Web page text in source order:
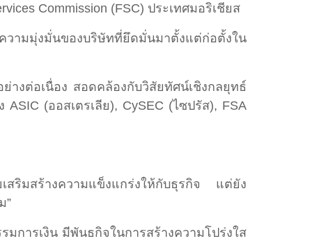
Commission (FSC) ประเทศมอริเชียส
มมุ่งมั่นของบริษัทที่ยึดมั่นมาตั้งแต่ก่อตั้งใน
างต่อเนื่อง สอดคล้องกับวิสัยทัศน์เชิงกลยุทธ์
(ออสเตรเลีย), CySEC (ไซปรัส), FSA
สริมสร้างความแข็งแกร่งให้กับธุรกิจ แต่ยัง
”
การเงิน มีพันธกิจในการสร้างความโปร่งใส